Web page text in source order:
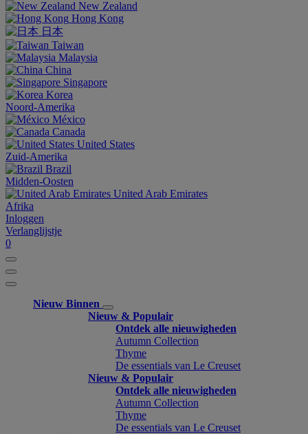
New Zealand
Hong Kong
日本
Taiwan
Malaysia
China
Singapore
Korea
Noord-Amerika
México
Canada
United States
Zuid-Amerika
Brazil
Midden-Oosten
United Arab Emirates
Afrika
Inloggen
Verlanglijstje
0
Nieuw Binnen
Nieuw & Populair
Ontdek alle nieuwigheden
Autumn Collection
Thyme
De essentials van Le Creuset
Nieuw & Populair
Ontdek alle nieuwigheden
Autumn Collection
Thyme
De essentials van Le Creuset